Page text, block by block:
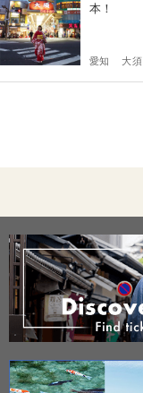
本！
愛知 大須